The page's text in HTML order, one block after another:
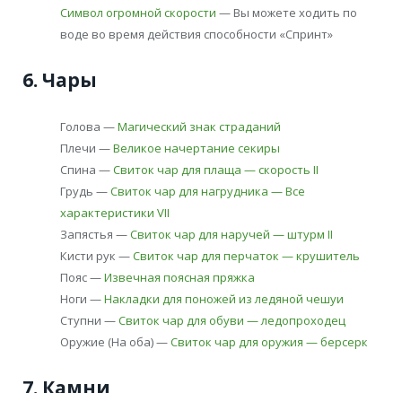
Символ огромной скорости — Вы можете ходить по
воде во время действия способности «Спринт»
6. Чары
Голова —Магический знак страданий
Плечи —Великое начертание секиры
Спина —Свиток чар для плаща — скорость II
Грудь —Свиток чар для нагрудника — Все
характеристики VII
Запястья —Свиток чар для наручей — штурм II
Кисти рук —Свиток чар для перчаток — крушитель
Пояс —Извечная поясная пряжка
Ноги —Накладки для поножей из ледяной чешуи
Ступни —Свиток чар для обуви — ледопроходец
Оружие (На оба) —Свиток чар для оружия — берсерк
7. Камни